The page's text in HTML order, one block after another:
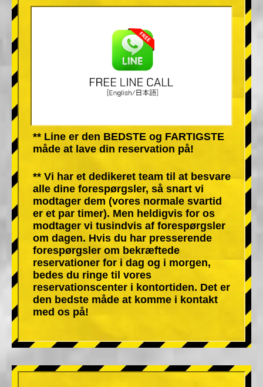
** Line er den BEDSTE og FARTIGSTE
måde at lave din reservation på!
** Vi har et dedikeret team til at besvare
alle dine forespørgsler, så snart vi
modtager dem (vores normale svartid
er et par timer). Men heldigvis for os
modtager vi tusindvis af forespørgsler
om dagen. Hvis du har presserende
forespørgsler om bekræftede
reservationer for i dag og i morgen,
bedes du ringe til vores
reservationscenter i kontortiden. Det er
den bedste måde at komme i kontakt
med os på!